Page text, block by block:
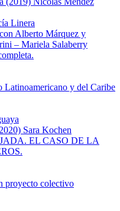
Linera
Alberto Márquez y
– Mariela Salaberry
Latinoamericano y del Caribe
Sara Kochen
EL CASO DE LA
proyecto colectivo